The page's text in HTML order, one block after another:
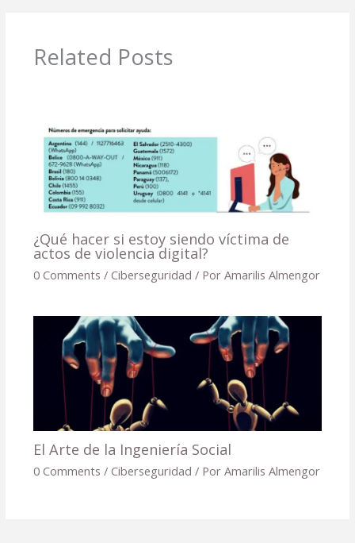
Related Posts
¿Qué hacer si estoy siendo víctima de
actos de violencia digital?
0 Comments / Ciberseguridad / Por Amarilis Almengor
El Arte de la Ingeniería Social
0 Comments / Ciberseguridad / Por Amarilis Almengor